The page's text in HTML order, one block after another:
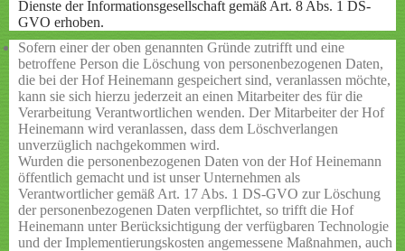
Dienste der Informationsgesellschaft gemäß Art. 8 Abs. 1 DS-
GVO erhoben.
Sofern einer der oben genannten Gründe zutrifft und eine
betroffene Person die Löschung von personenbezogenen Daten,
die bei der Hof Heinemann gespeichert sind, veranlassen möchte,
kann sie sich hierzu jederzeit an einen Mitarbeiter des für die
Verarbeitung Verantwortlichen wenden. Der Mitarbeiter der Hof
Heinemann wird veranlassen, dass dem Löschverlangen
unverzüglich nachgekommen wird.
Wurden die personenbezogenen Daten von der Hof Heinemann
öffentlich gemacht und ist unser Unternehmen als
Verantwortlicher gemäß Art. 17 Abs. 1 DS-GVO zur Löschung
der personenbezogenen Daten verpflichtet, so trifft die Hof
Heinemann unter Berücksichtigung der verfügbaren Technologie
und der Implementierungskosten angemessene Maßnahmen, auch